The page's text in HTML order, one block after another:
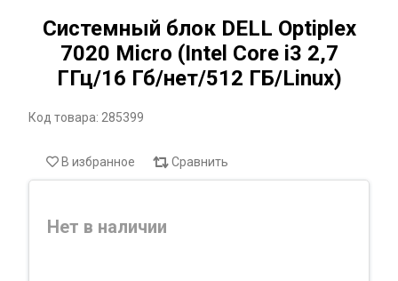
Системный блок DELL Optiplex
7020 Micro (Intel Core i3 2,7
ГГц/16 Гб/нет/512 ГБ/Linux)
Код товара: 285399
В избранное Сравнить
Нет в наличии